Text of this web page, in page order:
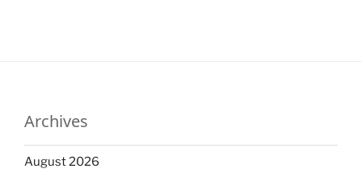
Archives
August 2026